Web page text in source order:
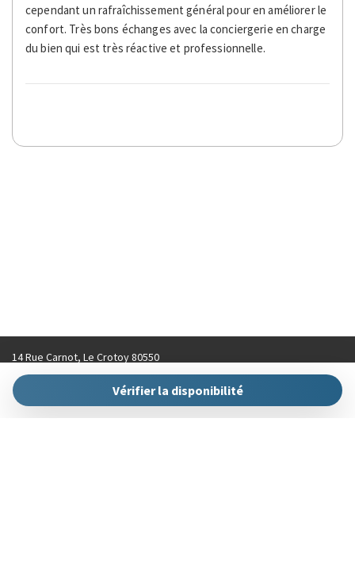
cependant un rafraîchissement général pour en améliorer le
confort. Très bons échanges avec la conciergerie en charge
du bien qui est très réactive et professionnelle.
Vérifier la disponibilité
14 Rue Carnot, Le Crotoy 80550
contact@hellokeys.fr
+33 (0)3 22 31 92 70